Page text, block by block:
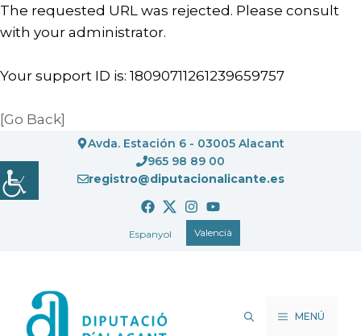
The requested URL was rejected. Please consult
with your administrator.
Your support ID is: 18090711261239659757
[Go Back]
al
contingut
Avda. Estación 6 - 03005 Alacant
965 98 89 00
registro@diputacionalicante.es
Espanyol Valencià
MENÚ